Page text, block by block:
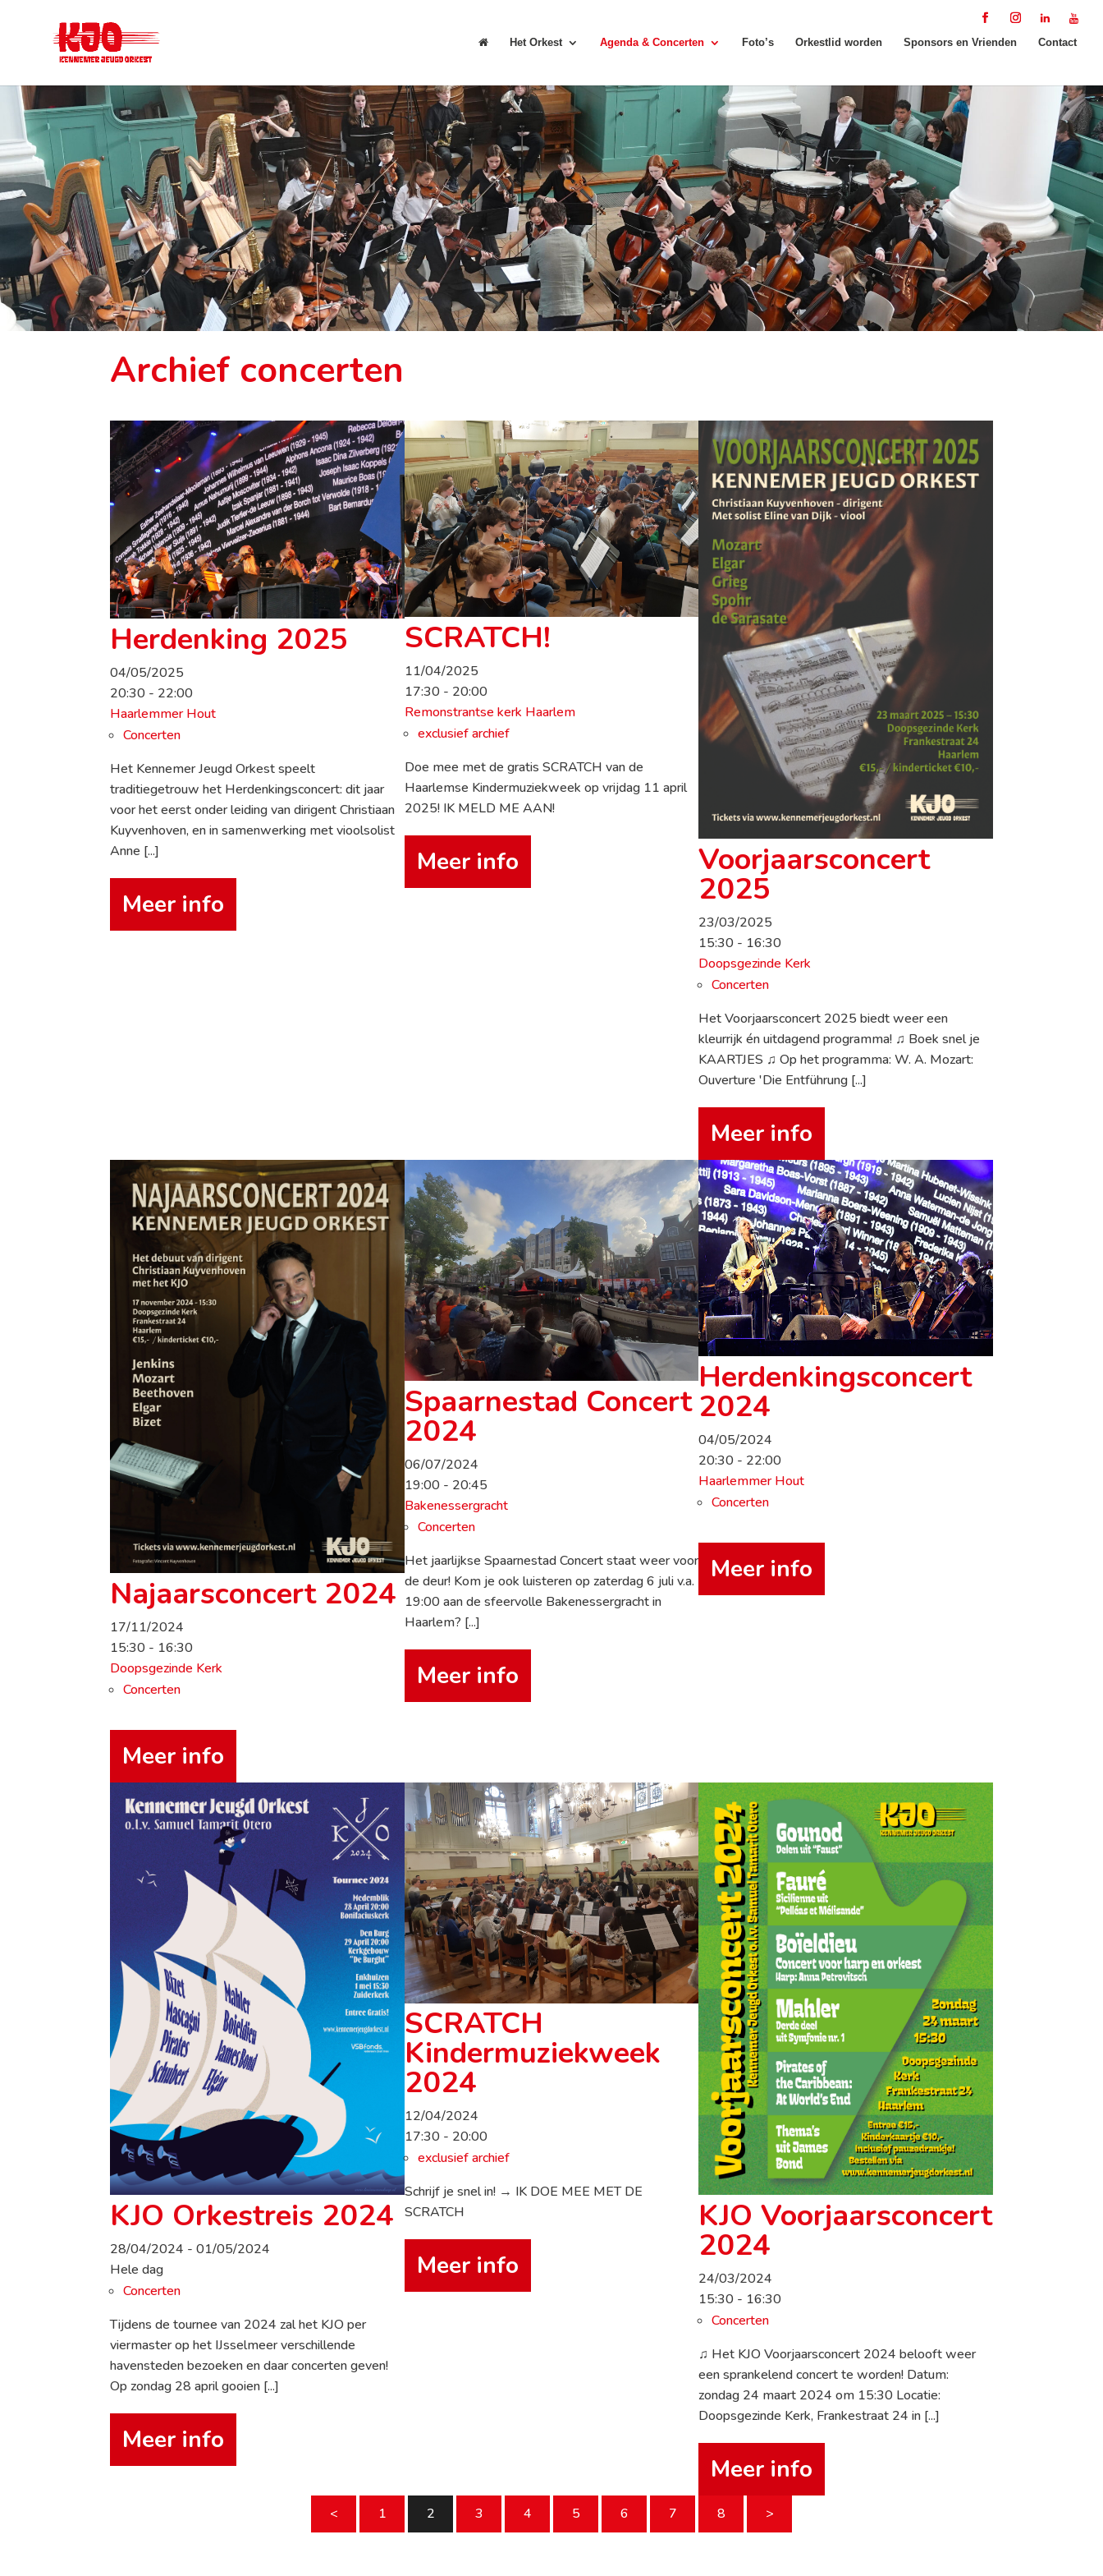
Het Orkest Agenda & Concerten Foto’s Orkestlid worden Sponsors en Vrienden Contact
Archief concerten
Herdenking 2025
04/05/2025
20:30 - 22:00
Haarlemmer Hout
Concerten
Het Kennemer Jeugd Orkest speelt
traditiegetrouw het Herdenkingsconcert: dit jaar
voor het eerst onder leiding van dirigent Christiaan
Kuyvenhoven, en in samenwerking met vioolsolist
Anne [...]
Meer info
SCRATCH!
11/04/2025
17:30 - 20:00
Remonstrantse kerk Haarlem
exclusief archief
Doe mee met de gratis SCRATCH van de
Haarlemse Kindermuziekweek op vrijdag 11 april
2025! IK MELD ME AAN!
Meer info Voorjaarsconcert
2025
23/03/2025
15:30 - 16:30
Doopsgezinde Kerk
Concerten
Het Voorjaarsconcert 2025 biedt weer een
kleurrijk én uitdagend programma! ♫ Boek snel je
KAARTJES ♫ Op het programma: W. A. Mozart:
Ouverture 'Die Entführung [...]
Meer info
Najaarsconcert 2024
17/11/2024
15:30 - 16:30
Doopsgezinde Kerk
Concerten
Meer info
Spaarnestad Concert
2024
06/07/2024
19:00 - 20:45
Bakenessergracht
Concerten
Het jaarlijkse Spaarnestad Concert staat weer voor
de deur! Kom je ook luisteren op zaterdag 6 juli v.a.
19:00 aan de sfeervolle Bakenessergracht in
Haarlem? [...]
Meer info
Herdenkingsconcert
2024
04/05/2024
20:30 - 22:00
Haarlemmer Hout
Concerten
Meer info
KJO Orkestreis 2024
28/04/2024 - 01/05/2024
Hele dag
Concerten
Tijdens de tournee van 2024 zal het KJO per
viermaster op het IJsselmeer verschillende
havensteden bezoeken en daar concerten geven!
Op zondag 28 april gooien [...]
Meer info
SCRATCH
Kindermuziekweek
2024
12/04/2024
17:30 - 20:00
exclusief archief
Schrijf je snel in! → IK DOE MEE MET DE
SCRATCH
Meer info
KJO Voorjaarsconcert
2024
24/03/2024
15:30 - 16:30
Concerten
♫ Het KJO Voorjaarsconcert 2024 belooft weer
een sprankelend concert te worden! Datum:
zondag 24 maart 2024 om 15:30 Locatie:
Doopsgezinde Kerk, Frankestraat 24 in [...]
Meer info
< 1 2 3 4 5 6 7 8 >